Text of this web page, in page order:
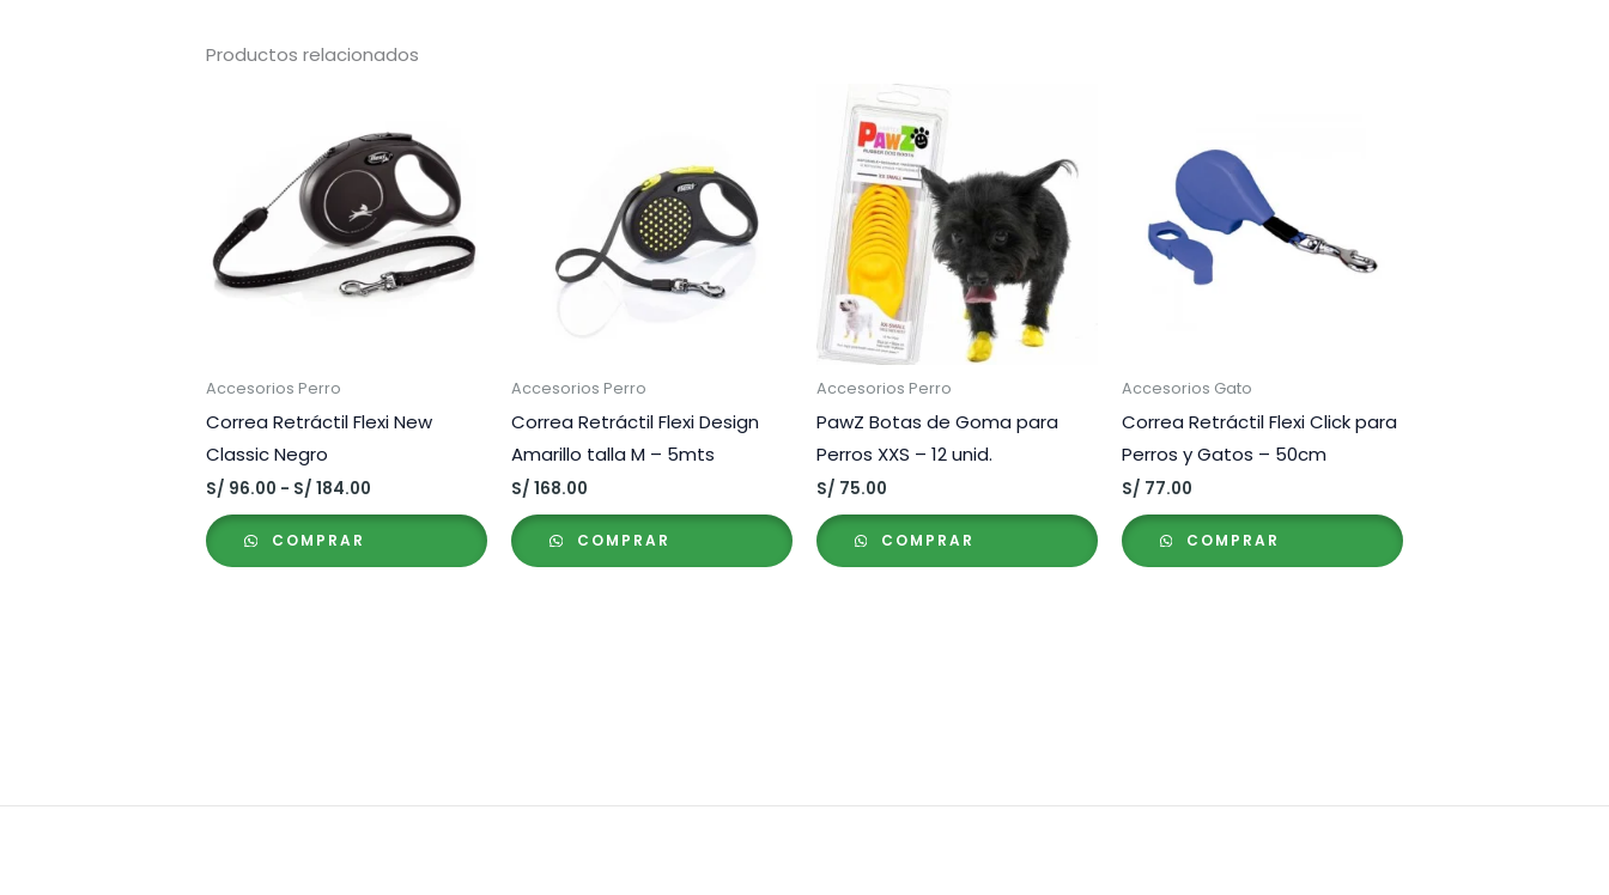
Productos relacionados
Accesorios Perro
Correa Retráctil Flexi New
Classic Negro
S/ 96.00 - S/ 184.00
S/ 96.00
COMPRAR
Accesorios Perro
Correa Retráctil Flexi Design
Amarillo talla M – 5mts
S/ 168.00
COMPRAR
Accesorios Perro
PawZ Botas de Goma para
Perros XXS – 12 unid.
S/ 75.00
COMPRAR
Accesorios Gato
Correa Retráctil Flexi Click para
Perros y Gatos – 50cm
S/ 77.00
COMPRAR